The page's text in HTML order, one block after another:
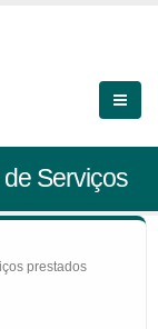
Serviços
prestados